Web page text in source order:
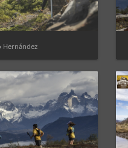
Hernández